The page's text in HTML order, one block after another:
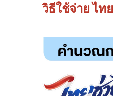
วิธีใช้จ่าย ไท